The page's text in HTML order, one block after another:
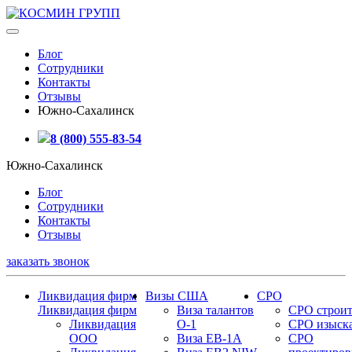
Блог
Сотрудники
Контакты
Отзывы
Южно-Сахалинск
8 (800) 555-83-54
Южно-Сахалинск
Блог
Сотрудники
Контакты
Отзывы
заказать звонок
Ликвидация фирм
Ликвидация фирм
Ликвидация
ООО
Визы США
Виза талантов
О-1
Виза EB-1A
СРО
СРО
СРО
СРО